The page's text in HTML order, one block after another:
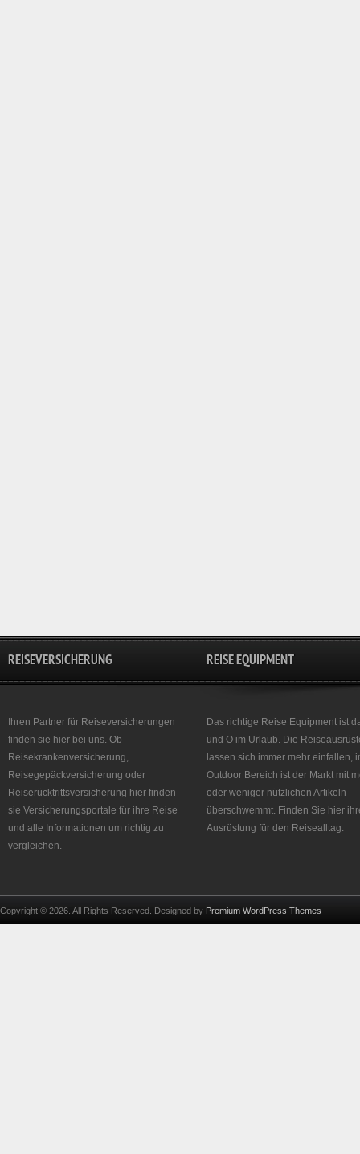
REISEVERSICHERUNG
Ihren Partner für Reiseversicherungen
finden sie hier bei uns. Ob
Reisekrankenversicherung,
Reisegepäckversicherung oder
Reiserücktrittsversicherung hier finden
sie Versicherungsportale für ihre Reise
und alle Informationen um richtig zu
vergleichen.
REISE EQUIPMENT
Das richtige Reise Equipment ist
und O im Urlaub. Die
lassen sich immer mehr einfallen,
Outdoor Bereich ist der Markt mit
oder weniger nützlichen Artikeln
überschwemmt. Finden Sie hier
Ausrüstung für den Reisealltag.
Copyright © 2026. All Rights Reserved. Designed by Premium WordPress Themes